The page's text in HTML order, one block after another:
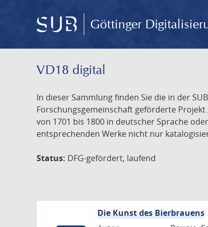
Göttinger
VD18 digital
In dieser Sammlung finden Sie die in der
Forschungsgemeinschaft geförderte Projekt
von 1701 bis 1800 in deutscher Sprache
entsprechenden Werke nicht nur
Status: DFG-gefördert, laufend
Die Kunst des Bierbrauens